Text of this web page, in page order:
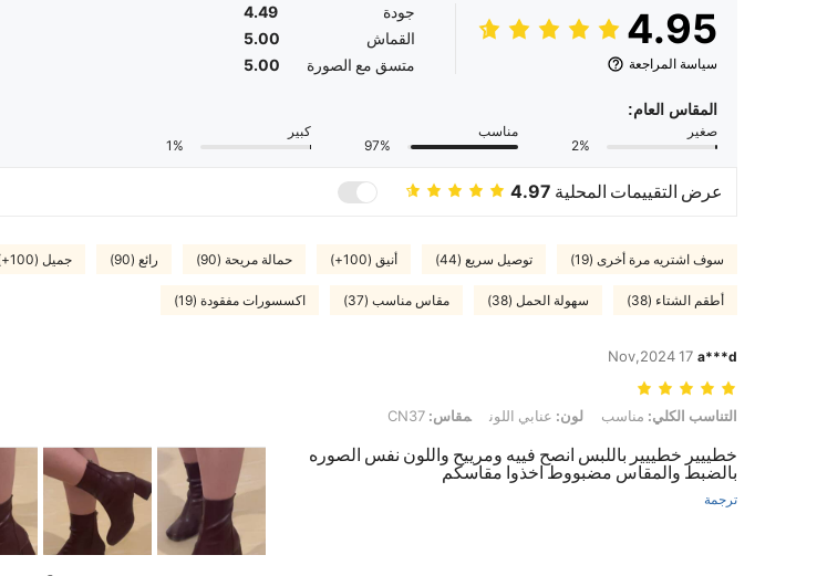
4.95
سياسة المراجعة
جودة
4.49
القماش
5.00
متسق مع الصورة
5.00
المقاس العام:
صغير
2%
مناسب
97%
كبير
1%
عرض التقييمات المحلية 4.97
سوف اشتريه مرة أخرى (19) توصيل سريع (44) أنيق (100+) حمالة مريحة (90) رائع (90) جميل (100+)
أطقم الشتاء (38) سهولة الحمل (38) مقاس مناسب (37) اكسسورات مفقودة (19)
a***d
17 Nov,2024
التناسب الكلي: مناسب, لون: عنابي اللون, مقاس: CN37
التناسب الكلي: مناسب لون: عنابي اللون مقاس:
خطييير خطييير باللبس انصح فييه ومرييح واللون نفس الصوره
بالضبط والمقاس مضبووط اخذوا مقاسكم
ترجمة